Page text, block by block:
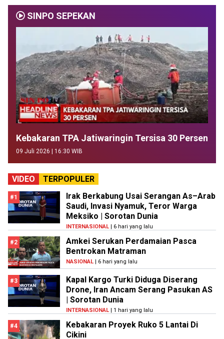
SINPO SEPEKAN
Kebakaran TPA Jatiwaringin Tersisa 30 Persen
09 Juli 2026 | 16:30 WIB
VIDEO TERPOPULER
#1
Irak Berkabung Usai Serangan As–Arab
Saudi, Invasi Nyamuk, Teror Warga
Meksiko | Sorotan Dunia
INTERNASIONAL | 6 hari yang lalu
#2
Amkei Serukan Perdamaian Pasca
Bentrokan Matraman
NASIONAL | 6 hari yang lalu
#3
Kapal Kargo Turki Diduga Diserang
Drone, Iran Ancam Serang Pasukan AS
| Sorotan Dunia
INTERNASIONAL | 1 hari yang lalu
#4
Kebakaran Proyek Ruko 5 Lantai Di
Cikini